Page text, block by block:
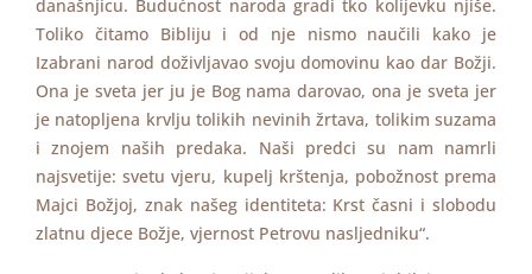
današnjicu. Budućnost naroda gradi tko kolijevku njiše.
Toliko čitamo Bibliju i od nje nismo naučili kako je
Izabrani narod doživljavao svoju domovinu kao dar Božji.
Ona je sveta jer ju je Bog nama darovao, ona je sveta jer
je natopljena krvlju tolikih nevinih žrtava, tolikim suzama
i znojem naših predaka. Naši predci su nam namrli
najsvetije: svetu vjeru, kupelj krštenja, pobožnost prema
Majci Božjoj, znak našeg identiteta: Krst časni i slobodu
zlatnu djece Božje, vjernost Petrovu nasljedniku“.